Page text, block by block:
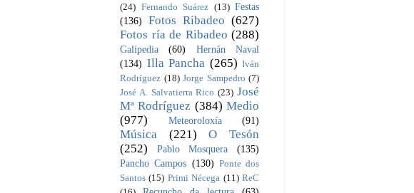
(24) Fernando Suárez (13) Festas
(136)
Fotos Ribadeo (627)
Fotos ría de Ribadeo (288)
Galipedia (60)
Hernán Naval
(134) Illa Pancha (265) Iván
Rodríguez (18) Jorge Sampedro (7)
José A. Salvatierra Rico (23) José
Mª Rodríguez (384) Medio
(977)
Meteoroloxía (91)
Música (221)
O Tesón
(252)
Pablo Mosquera
(135)
Pancho Campos (130) Ponte dos
Santos (15) Primi Nécega (11) ReC